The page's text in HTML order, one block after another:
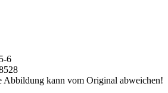
6
Abbildung kann vom Original abweichen!